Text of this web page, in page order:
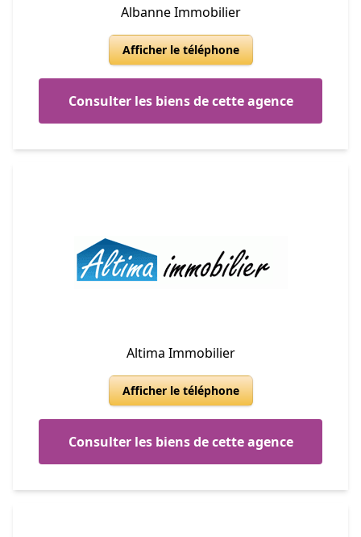
Albanne Immobilier
Afficher le téléphone
Consulter les biens de cette agence
Altima Immobilier
Afficher le téléphone
Consulter les biens de cette agence